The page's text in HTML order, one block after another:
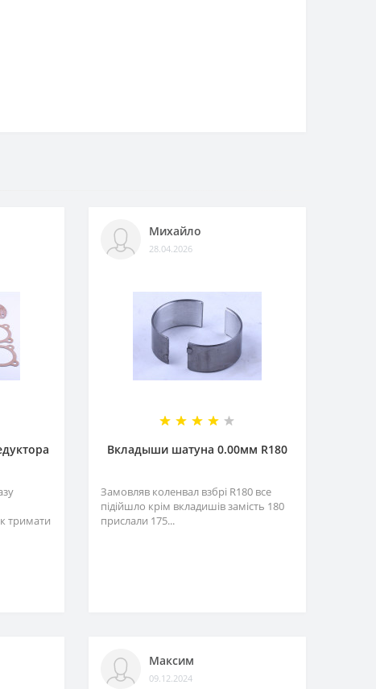
тримати
Михайло
28.04.2026
Вкладыши шатуна 0.00мм R180
Замовляв коленвал взбрі R180 все
підійшло крім вкладишів замість 180
прислали 175...
Максим
09.12.2024